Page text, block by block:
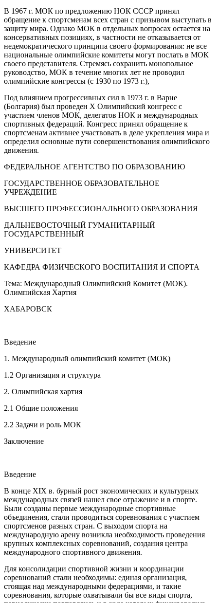
В 1967 г. МОК по предложению НОК СССР принял
обращение к спортсменам всех стран с призывом выступать в
защиту мира. Однако МОК в отдельных вопросах остается на
консервативных позициях, в частности не отказывается от
недемократического принципа своего формирования: не все
национальные олимпийские комитеты могут послать в МОК
своего представителя. Стремясь сохранить монопольное
руководство, МОК в течение многих лет не проводил
олимпийские конгрессы (с 1930 по 1973 г.),
Под влиянием прогрессивных сил в 1973 г. в Варне
(Болгария) был проведен X Олимпийский конгресс с
участием членов МОК, делегатов НОК и международных
спортивных федераций. Конгресс принял обращение к
спортсменам активнее участвовать в деле укрепления мира и
определил основные пути совершенствования олимпийского
движения.
ФЕДЕРАЛЬНОЕ АГЕНТСТВО ПО ОБРАЗОВАНИЮ
ГОСУДАРСТВЕННОЕ ОБРАЗОВАТЕЛЬНОЕ
УЧРЕЖДЕНИЕ
ВЫСШЕГО ПРОФЕССИОНАЛЬНОГО ОБРАЗОВАНИЯ
ДАЛЬНЕВОСТОЧНЫЙ ГУМАНИТАРНЫЙ
ГОСУДАРСТВЕННЫЙ
УНИВЕРСИТЕТ
КАФЕДРА ФИЗИЧЕСКОГО ВОСПИТАНИЯ И СПОРТА
Тема: Международный Олимпийский Комитет (МОК).
Олимпийская Хартия
ХАБАРОВСК
Введение
1. Международный олимпийский комитет (МОК)
1.2 Организация и структура
2. Олимпийская хартия
2.1 Общие положения
2.2 Задачи и роль МОК
Заключение
Введение
В конце XIX в. бурный рост экономических и культурных
международных связей нашел свое отражение и в спорте.
Были созданы первые международные спортивные
объединения, стали проводиться соревнования с участием
спортсменов разных стран. С выходом спорта на
международную арену возникла необходимость проведения
крупных комплексных соревнований, создания центра
международного спортивного движения.
Для консолидации спортивной жизни и координации
соревнований стали необходимы: единая организация,
стоящая над международными федерациями, и такие
соревнования, которые охватывали бы все виды спорта,